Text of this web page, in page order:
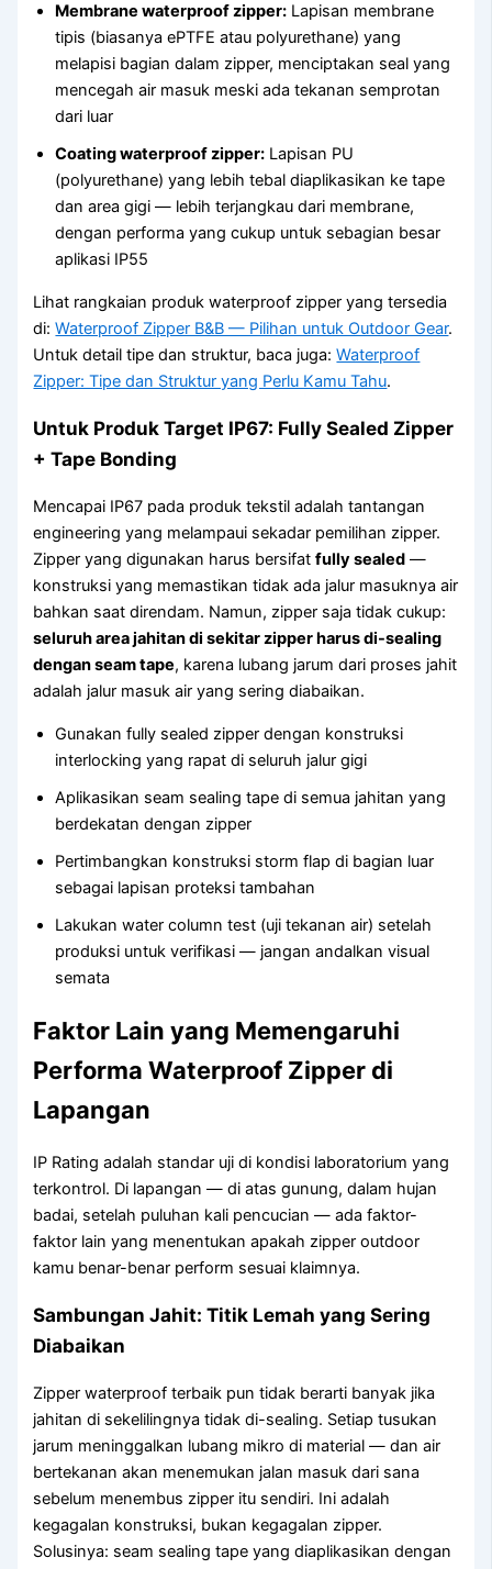
Membrane waterproof zipper: Lapisan membrane
tipis (biasanya ePTFE atau polyurethane) yang
melapisi bagian dalam zipper, menciptakan seal yang
mencegah air masuk meski ada tekanan semprotan
dari luar
Coating waterproof zipper: Lapisan PU
(polyurethane) yang lebih tebal diaplikasikan ke tape
dan area gigi — lebih terjangkau dari membrane,
dengan performa yang cukup untuk sebagian besar
aplikasi IP55
Lihat rangkaian produk waterproof zipper yang tersedia
di:Waterproof Zipper B&B — Pilihan untuk Outdoor Gear.
Untuk detail tipe dan struktur, baca juga:Waterproof
Zipper: Tipe dan Struktur yang Perlu Kamu Tahu.
Untuk Produk Target IP67: Fully Sealed Zipper
+ Tape Bonding
Mencapai IP67 pada produk tekstil adalah tantangan
engineering yang melampaui sekadar pemilihan zipper.
Zipper yang digunakan harus bersifatfully sealed —
konstruksi yang memastikan tidak ada jalur masuknya air
bahkan saat direndam. Namun, zipper saja tidak cukup:
seluruh area jahitan di sekitar zipper harus di-sealing
dengan seam tape, karena lubang jarum dari proses jahit
adalah jalur masuk air yang sering diabaikan.
Gunakan fully sealed zipper dengan konstruksi
interlocking yang rapat di seluruh jalur gigi
Aplikasikan seam sealing tape di semua jahitan yang
berdekatan dengan zipper
Pertimbangkan konstruksi storm flap di bagian luar
sebagai lapisan proteksi tambahan
Lakukan water column test (uji tekanan air) setelah
produksi untuk verifikasi — jangan andalkan visual
semata
Faktor Lain yang Memengaruhi
Performa Waterproof Zipper di
Lapangan
IP Rating adalah standar uji di kondisi laboratorium yang
terkontrol. Di lapangan — di atas gunung, dalam hujan
badai, setelah puluhan kali pencucian — ada faktor-
faktor lain yang menentukan apakah zipper outdoor
kamu benar-benar perform sesuai klaimnya.
Sambungan Jahit: Titik Lemah yang Sering
Diabaikan
Zipper waterproof terbaik pun tidak berarti banyak jika
jahitan di sekelilingnya tidak di-sealing. Setiap tusukan
jarum meninggalkan lubang mikro di material — dan air
bertekanan akan menemukan jalan masuk dari sana
sebelum menembus zipper itu sendiri. Ini adalah
kegagalan konstruksi, bukan kegagalan zipper.
Solusinya: seam sealing tape yang diaplikasikan dengan